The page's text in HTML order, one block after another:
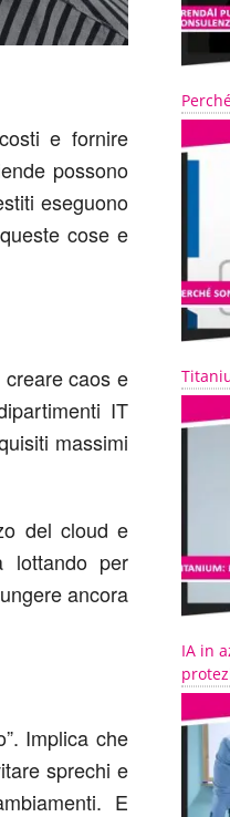
e fornire
possono
eseguono
cose e
caos e
IT
massimi
del cloud e
lottando per
ancora
Implica che
sprechi e
E
IA in